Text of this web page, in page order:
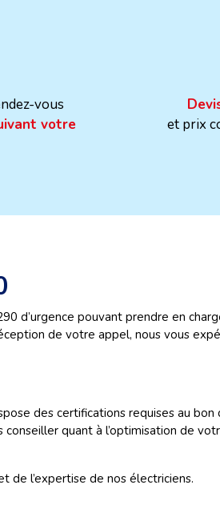
vous
votre
et prix
d’urgence pouvant prendre en
de votre appel, nous vous
des certifications requises au
quant à l’optimisation de
de l’expertise de nos électriciens.